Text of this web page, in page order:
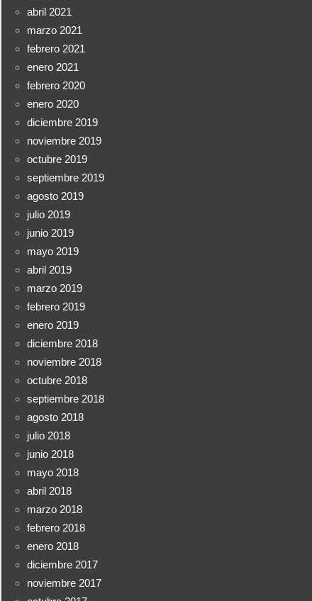
abril 2021
marzo 2021
febrero 2021
enero 2021
febrero 2020
enero 2020
diciembre 2019
noviembre 2019
octubre 2019
septiembre 2019
agosto 2019
julio 2019
junio 2019
mayo 2019
abril 2019
marzo 2019
febrero 2019
enero 2019
diciembre 2018
noviembre 2018
octubre 2018
septiembre 2018
agosto 2018
julio 2018
junio 2018
mayo 2018
abril 2018
marzo 2018
febrero 2018
enero 2018
diciembre 2017
noviembre 2017